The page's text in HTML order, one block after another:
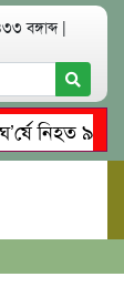
বঙ্গাব্দ |
নিহত ৯
দাবি